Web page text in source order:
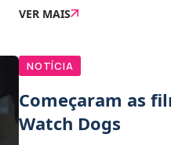
Yasuke. A discussão
VER MAIS
NOTÍCIA
Começaram as
Watch Dogs